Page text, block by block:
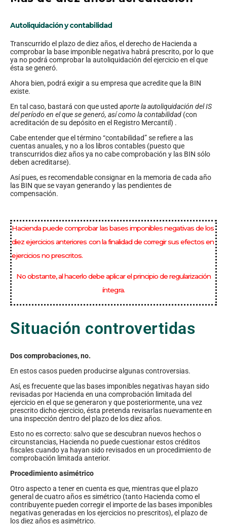
Autoliquidación y contabilidad
Transcurrido el plazo de diez años, el derecho de Hacienda a
comprobar la base imponible negativa habrá prescrito, por lo que
ya no podrá comprobar la autoliquidación del ejercicio en el que
ésta se generó.
Ahora bien, podrá exigir a su empresa que acredite que la BIN
existe.
En tal caso, bastará con que usted aporte la autoliquidación del IS
del período en el que se generó, así como la contabilidad (con
acreditación de su depósito en el Registro Mercantil) .
Cabe entender que el término “contabilidad” se refiere a las
cuentas anuales, y no a los libros contables (puesto que
transcurridos diez años ya no cabe comprobación y las BIN sólo
deben acreditarse).
Así pues, es recomendable consignar en la memoria de cada año
las BIN que se vayan generando y las pendientes de
compensación.
Hacienda puede comprobar las bases imponibles negativas de los
diez ejercicios anteriores con la finalidad de corregir sus efectos en
ejercicios no prescritos.
No obstante, al hacerlo debe aplicar el principio de regularización
íntegra.
Situación controvertidas
Dos comprobaciones, no.
En estos casos pueden producirse algunas controversias.
Así, es frecuente que las bases imponibles negativas hayan sido
revisadas por Hacienda en una comprobación limitada del
ejercicio en el que se generaron y que posteriormente, una vez
prescrito dicho ejercicio, ésta pretenda revisarlas nuevamente en
una inspección dentro del plazo de los diez años.
Esto no es correcto: salvo que se descubran nuevos hechos o
circunstancias, Hacienda no puede cuestionar estos créditos
fiscales cuando ya hayan sido revisados en un procedimiento de
comprobación limitada anterior.
Procedimiento asimétrico
Otro aspecto a tener en cuenta es que, mientras que el plazo
general de cuatro años es simétrico (tanto Hacienda como el
contribuyente pueden corregir el importe de las bases imponibles
negativas generadas en los ejercicios no prescritos), el plazo de
los diez años es asimétrico.